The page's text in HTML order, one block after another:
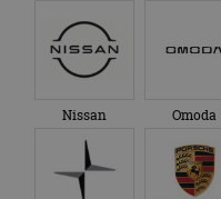
Nissan Omoda